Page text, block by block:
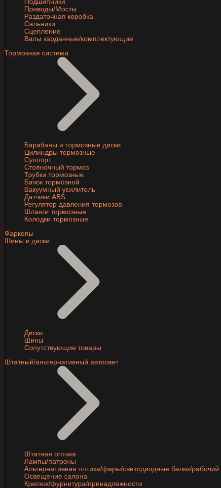
Приводы/Мосты
Раздаточная коробка
Сальники
Сцепление
Валы карданные/комплектующие
Тормозная система
Барабаны и тормозные диски
Цилиндры тормозные
Суппорт
Стояночный тормоз
Трубки тормозные
Бачок тормозной
Вакуумный усилитель
Датчики ABS
Регулятор давления тормозов
Шланги тормозные
Колодки тормозные
Фаркопы
Шины и диски
Диски
Шины
Сопутствующие товары
Штатный/альтернативный автосвет
Штатная оптика
Лампы/патроны
Альтернативная оптика/фары/светодиодные балки/рабочий
Освещение салона
Крепеж/фурнитура/принадлежности